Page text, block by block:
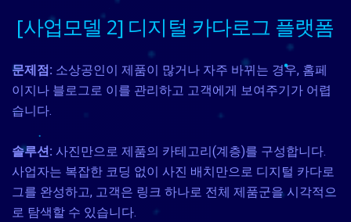
[사업모델 2] 디지털 카다로그 플랫폼
문제점: 소상공인이 제품이 많거나 자주 바뀌는 경우, 홈페
이지나 블로그로 이를 관리하고 고객에게 보여주기가 어렵
습니다.
솔루션: 사진만으로 제품의 카테고리(계층)를 구성합니다.
사업자는 복잡한 코딩 없이 사진 배치만으로 디지털 카다로
그를 완성하고, 고객은 링크 하나로 전체 제품군을 시각적으
로 탐색할 수 있습니다.